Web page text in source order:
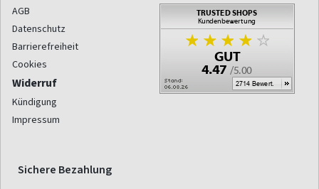
AGB
Datenschutz
Barrierefreiheit
Cookies
Widerruf
Kündigung
Impressum
Sichere Bezahlung